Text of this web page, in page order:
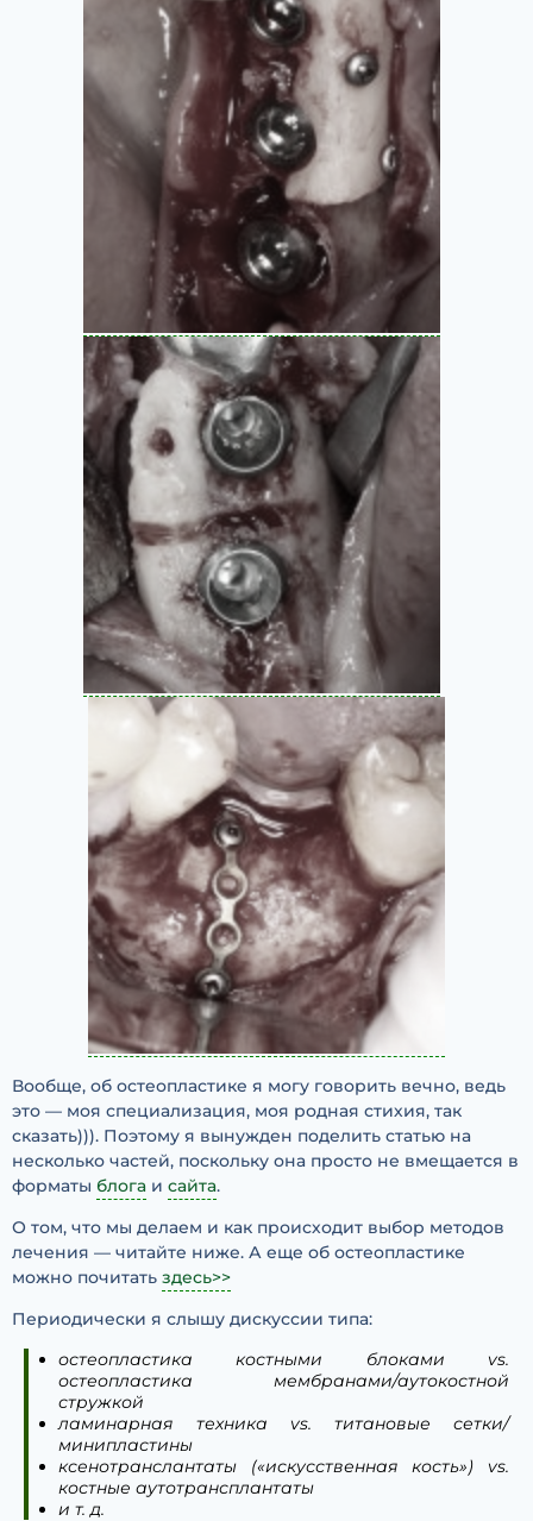
Вообще, об остеопластике я могу говорить вечно, ведь
это — моя специализация, моя родная стихия, так
сказать))). Поэтому я вынужден поделить статью на
несколько частей, поскольку она просто не вмещается в
форматы блога и сайта.
О том, что мы делаем и как происходит выбор методов
лечения — читайте ниже. А еще об остеопластике
можно почитать здесь>>
Периодически я слышу дискуссии типа:
остеопластика костными блоками vs.
остеопластика мембранами/аутокостной
стружкой
ламинарная техника vs. титановые сетки/
минипластины
ксенотранслантаты («искусственная кость») vs.
костные аутотрансплантаты
и т. д.